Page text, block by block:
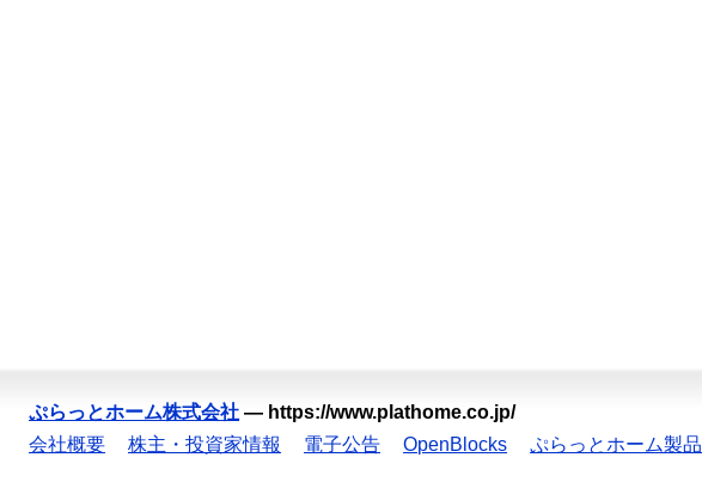
ぷらっとホーム株式会社 — https://www.plathome.co.jp/
会社概要
株主・投資家情報 電子公告 OpenBlocks ぷらっとホーム製品